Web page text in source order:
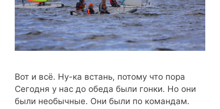
Вот и всё. Ну-ка встань, потому что пора
Сегодня у нас до обеда были гонки. Но они
были необычные. Они были по командам.